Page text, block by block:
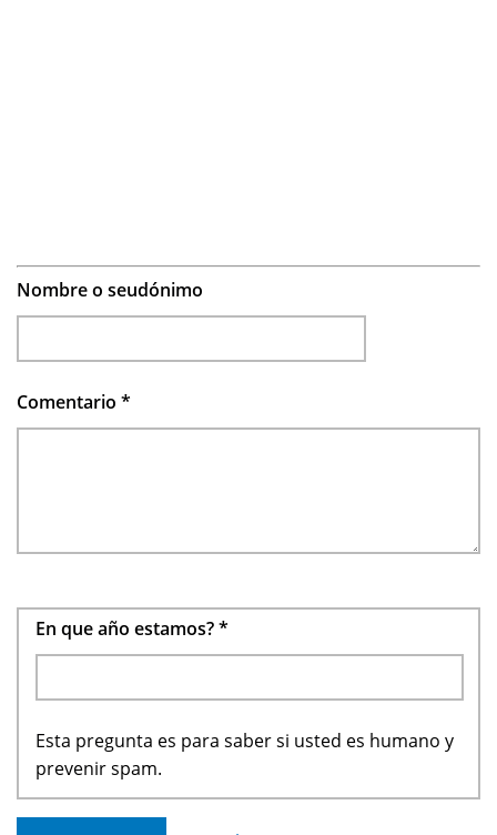
Nombre o seudónimo
Comentario *
En que año estamos?*
Esta pregunta es para saber si usted es humano y
prevenir spam.